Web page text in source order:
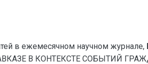
в ежемесячном научном журнале,
В КОНТЕКСТЕ СОБЫТИЙ